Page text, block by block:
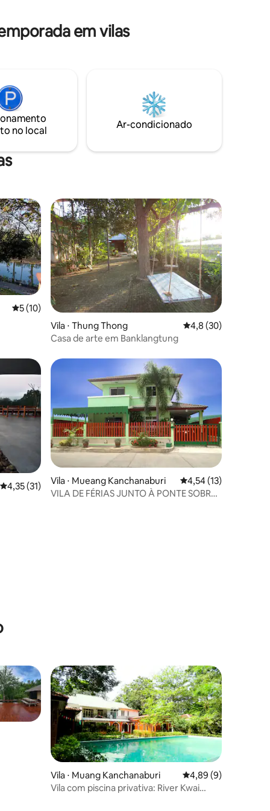
em vilas
no local
Ar-condicionado
5 de uma avaliação média de 5, 10 avaliações
5 (10)
Vila ⋅ Thung Thong 4,8 de uma
4,8 (30)
Casa de arte em Banklangtung
4,35 de uma avaliação média de 5, 31 avaliações
4,35 (31)
Vila ⋅ Mueang Kanchanaburi 4,54 de uma
4,54 (13)
VILA DE FÉRIAS JUNTO À PONTE SOBRE
Vila ⋅ Muang Kanchanaburi 4,89 de uma
4,89 (9)
Vila com piscina privativa: River Kwai